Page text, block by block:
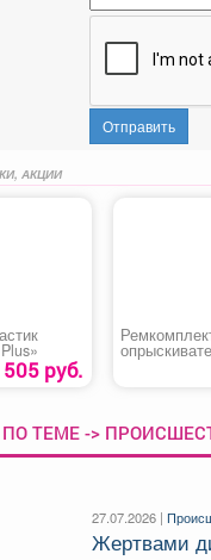
Отправить
АКЦИИ
505 руб. «ОП-207/
ТЕМЕ ->
27.07.2026 |
️Жертвами